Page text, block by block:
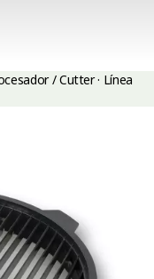
/ Cutter · Línea